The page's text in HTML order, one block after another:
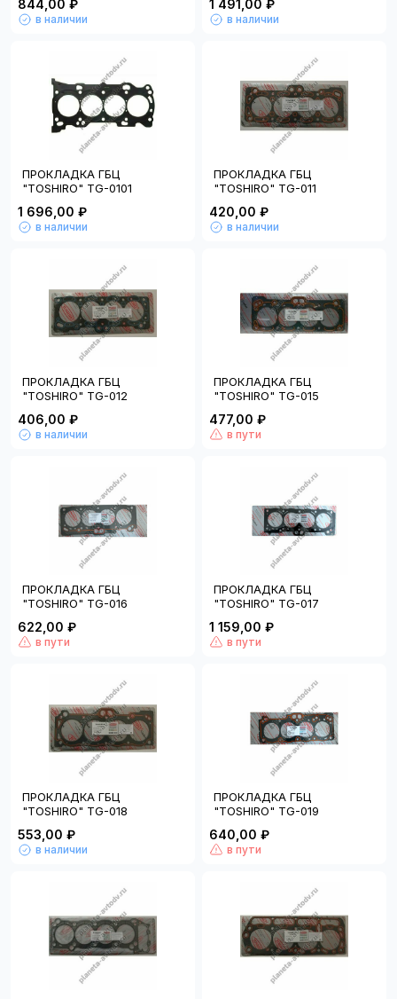
844,00 ₽
в наличии
1 491,00 ₽
в наличии
ПРОКЛАДКА ГБЦ
"TOSHIRO" TG-0101
1 696,00 ₽
в наличии
ПРОКЛАДКА ГБЦ
"TOSHIRO" TG-011
420,00 ₽
в наличии
ПРОКЛАДКА ГБЦ
"TOSHIRO" TG-012
406,00 ₽
в наличии
ПРОКЛАДКА ГБЦ
"TOSHIRO" TG-015
477,00 ₽
в пути
ПРОКЛАДКА ГБЦ
"TOSHIRO" TG-016
622,00 ₽
в пути
ПРОКЛАДКА ГБЦ
"TOSHIRO" TG-017
1 159,00 ₽
в пути
ПРОКЛАДКА ГБЦ
"TOSHIRO" TG-018
553,00 ₽
в наличии
ПРОКЛАДКА ГБЦ
"TOSHIRO" TG-019
640,00 ₽
в пути